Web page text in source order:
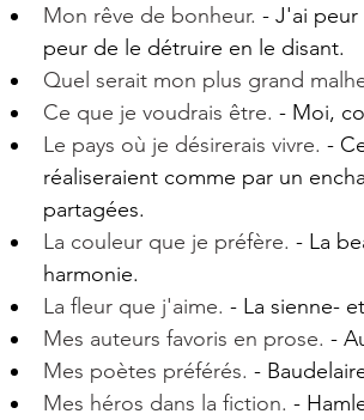
Mon rêve de bonheur. - J'ai peur
peur de le détruire en le disant.
Quel serait mon plus grand
Ce que je voudrais être. - Moi,
Le pays où je désirerais vivre. -
réaliseraient comme par un
partagées.
La couleur que je préfère. - La
harmonie.
La fleur que j'aime. - La sienne-
Mes auteurs favoris en prose. -
Mes poètes préférés. -
Mes héros dans la fiction. -